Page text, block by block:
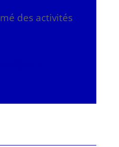
des activités